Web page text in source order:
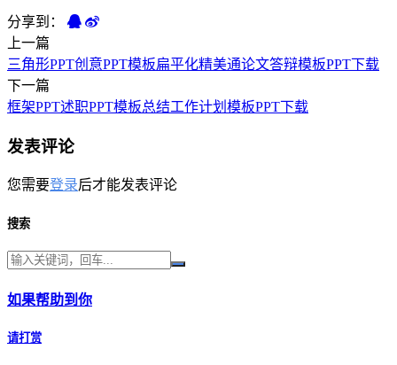
分享到：
上一篇
三角形PPT创意PPT模板扁平化精美通论文答辩模板PPT下载
下一篇
框架PPT述职PPT模板总结工作计划模板PPT下载
发表评论
您需要登录后才能发表评论
搜索
如果帮助到你
请打赏